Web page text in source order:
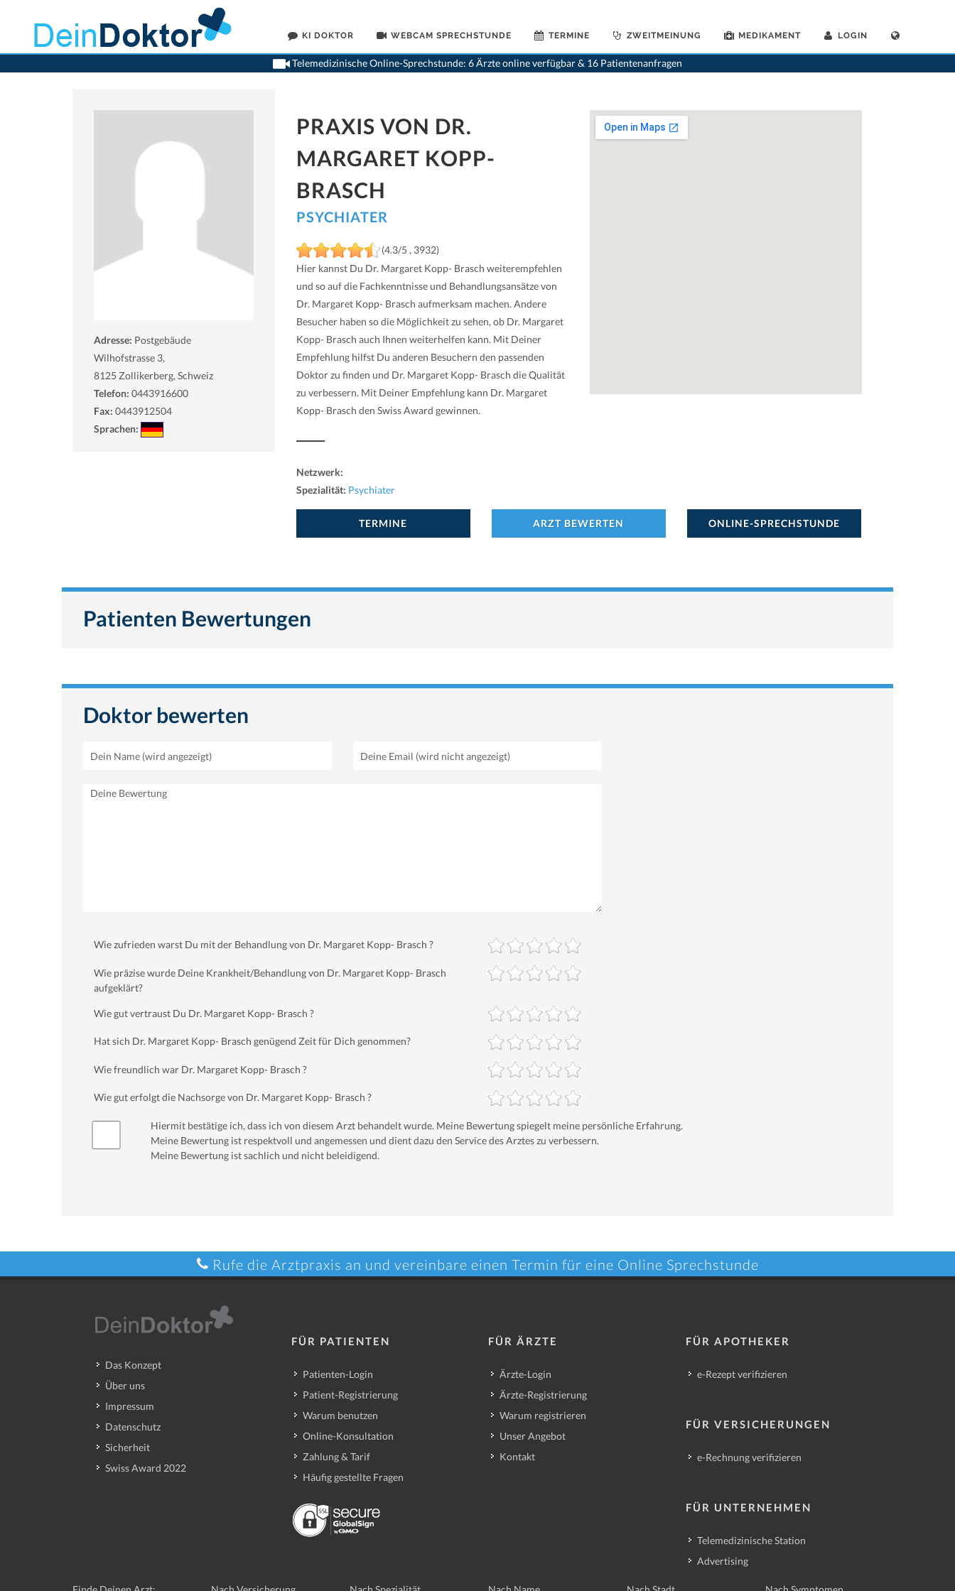
KI DOKTOR WEBCAM SPRECHSTUNDE TERMINE ZWEITMEINUNG MEDIKAMENT LOGIN
Telemedizinische Online-Sprechstunde: 6 Ärzte online verfügbar & 16 Patientenanfragen
>Psychiater>Zollikerberg>Dr. Margaret Kopp- Brasch>Praxis von Dr. Margaret Kopp--Brasch
Adresse: Postgebäude
Wilhofstrasse 3,
8125 Zollikerberg, Schweiz
Telefon: 0443916600
Fax: 0443912504
Sprachen:
PRAXIS VON DR.
MARGARET KOPP-
BRASCH
PSYCHIATER
(4.3/5 , 3932)
Hier kannst Du Dr. Margaret Kopp- Brasch weiterempfehlen
und so auf die Fachkenntnisse und Behandlungsansätze von
Dr. Margaret Kopp- Brasch aufmerksam machen. Andere
Besucher haben so die Möglichkeit zu sehen, ob Dr. Margaret
Kopp- Brasch auch Ihnen weiterhelfen kann. Mit Deiner
Empfehlung hilfst Du anderen Besuchern den passenden
Doktor zu finden und Dr. Margaret Kopp- Brasch die Qualität
zu verbessern. Mit Deiner Empfehlung kann Dr. Margaret
Kopp- Brasch den Swiss Award gewinnen.
Netzwerk:
Spezialität: Psychiater
TERMINE ARZT BEWERTEN ONLINE-SPRECHSTUNDE
Patienten Bewertungen
Doktor bewerten
Wie zufrieden warst Du mit der Behandlung von Dr. Margaret Kopp- Brasch ?
Wie präzise wurde Deine Krankheit/Behandlung von Dr. Margaret Kopp- Brasch
aufgeklärt?
Wie gut vertraust Du Dr. Margaret Kopp- Brasch ?
Hat sich Dr. Margaret Kopp- Brasch genügend Zeit für Dich genommen?
Wie freundlich war Dr. Margaret Kopp- Brasch ?
Wie gut erfolgt die Nachsorge von Dr. Margaret Kopp- Brasch ?
Hiermit bestätige ich, dass ich von diesem Arzt behandelt wurde. Meine Bewertung spiegelt meine persönliche Erfahrung.
Meine Bewertung ist respektvoll und angemessen und dient dazu den Service des Arztes zu verbessern.
Meine Bewertung ist sachlich und nicht beleidigend.
Rufe die Arztpraxis an und vereinbare einen Termin für eine Online Sprechstunde
Das Konzept
Über uns
Impressum
Datenschutz
Sicherheit
Swiss Award 2022
FÜR PATIENTEN
Patienten-Login
Patient-Registrierung
Warum benutzen
Online-Konsultation
Zahlung & Tarif
Häufig gestellte Fragen
FÜR ÄRZTE
Ärzte-Login
Ärzte-Registrierung
Warum registrieren
Unser Angebot
Kontakt
FÜR APOTHEKER
e-Rezept verifizieren
FÜR VERSICHERUNGEN
e-Rechnung verifizieren
FÜR UNTERNEHMEN
Telemedizinische Station
Advertising